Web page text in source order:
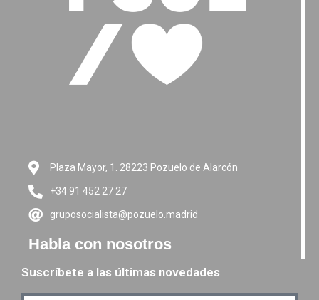
Plaza Mayor, 1. 28223 Pozuelo de Alarcón
+34 91 452 27 27
gruposocialista@pozuelo.madrid
Habla con nosotros
Suscríbete a las últimas novedades